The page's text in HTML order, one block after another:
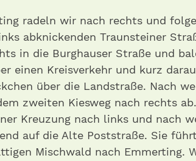
radeln wir nach rechts und
abknickenden Traunsteiner
in die Burghauser Straße und
einen Kreisverkehr und kurz
über die Landstraße. Nach
zweiten Kiesweg nach rechts
Kreuzung nach links und nach
auf die Alte Poststraße. Sie
Mischwald nach Emmerting.